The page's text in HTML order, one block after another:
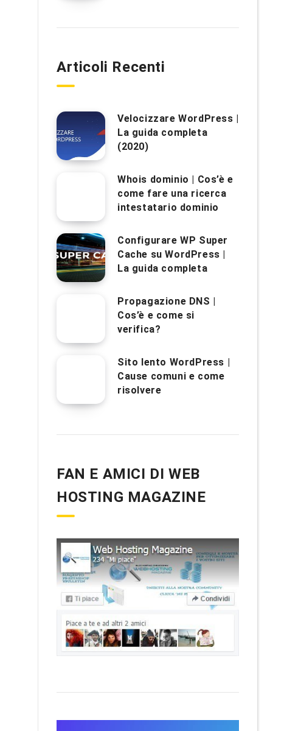
Articoli Recenti
Velocizzare WordPress |
La guida completa
(2020)
Whois dominio | Cos’è e
come fare una ricerca
intestatario dominio
Configurare WP Super
Cache su WordPress |
La guida completa
Propagazione DNS |
Cos’è e come si
verifica?
Sito lento WordPress |
Cause comuni e come
risolvere
FAN E AMICI DI WEB
HOSTING MAGAZINE